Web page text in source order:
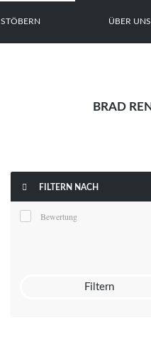
STÖBERN ÜBER UNS
 FILTERN NACH
Bewertung
Filtern